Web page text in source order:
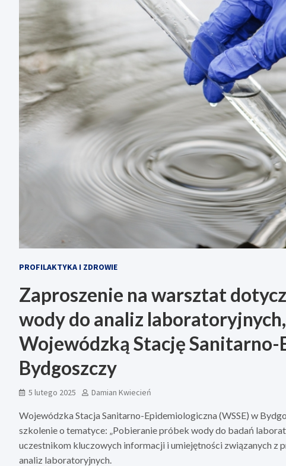
PROFILAKTYKA I ZDROWIE
Zaproszenie na warsztat
wody do analiz
Wojewódzką Stację
Bydgoszczy
5 lutego 2025 Damian Kwiecień
Wojewódzka Stacja Sanitarno-Epidemiologiczna (WSSE) w
szkolenie o tematyce: „Pobieranie próbek wody do badań
uczestnikom kluczowych informacji i umiejętności związanych z
analiz laboratoryjnych.